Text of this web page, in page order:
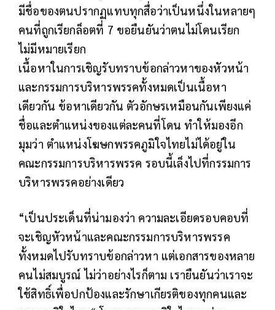
มีชื่อของตนปรากฏแทบทุกสื่อว่าเป็นหนึ่งในหลายๆ
คนที่ถูกเรียกล็อตที่ 7 ขอยืนยันว่าตนไม่โดนเรียก
ไม่มีหมายเรียก
เนื้อหาในการเชิญรับทราบข้อกล่าวหาของหัวหน้า
และกรรมการบริหารพรรคทั้งหมดเป็นเนื้อหา
เดียวกัน ข้อหาเดียวกัน ตัวอักษรเหมือนกันเพียงแค่
ชื่อและตำแหน่งของแต่ละคนที่โดน ทำให้มองอีก
มุมว่า ตำแหน่งโฆษกพรรคภูมิใจไทยไม่ได้อยู่ใน
คณะกรรมการบริหารพรรค รอบนี้เล็งไปที่กรรมการ
บริหารพรรคอย่างเดียว
“เป็นประเด็นที่น่ามองว่า ความละเอียดรอบคอบที่
จะเชิญหัวหน้าและคณะกรรมการบริหารพรรค
ทั้งหมดไปรับทราบข้อกล่าวหา แต่เอกสารของหลาย
คนไม่สมบูรณ์ ไม่ว่าอย่างไรก็ตาม เรายืนยันว่าเราจะ
ใช้สิทธิ์เพื่อปกป้องและรักษาเกียรติของทุกคนและ